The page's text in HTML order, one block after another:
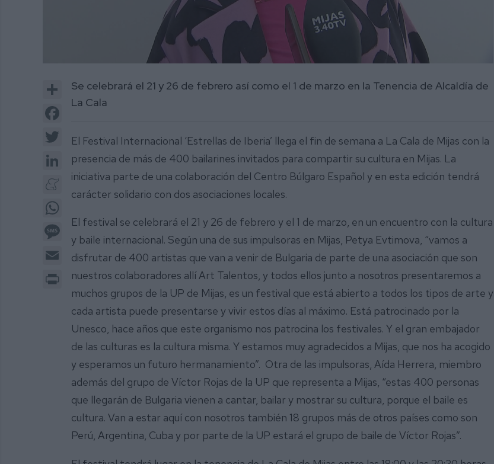
2
minutes,
12
seconds
Share
Facebook
LinkedIn
Meneame
Message
Email
Print
Se celebrará el 21 y 26 de febrero así como el 1 de marzo en la Tenencia de Alcaldía de
La Cala
El Festival Internacional ‘Estrellas de Iberia’ llega el fin de semana a La Cala de Mijas con la
presencia de más de 400 bailarines invitados para compartir su cultura en Mijas. La
iniciativa parte de una colaboración del Centro Búlgaro Español y en esta edición tendrá
carácter solidario con dos asociaciones locales.
El festival se celebrará el 21 y 26 de febrero y el 1 de marzo, en un encuentro con la cultura
y baile internacional. Según una de sus impulsoras en Mijas, Petya Evtimova, “vamos a
disfrutar de 400 artistas que van a venir de Bulgaria de parte de una asociación que son
nuestros colaboradores allí Art Talentos, y todos ellos junto a nosotros presentaremos a
muchos grupos de la UP de Mijas, es un festival que está abierto a todos los tipos de arte y
cada artista puede presentarse y vivir estos días al máximo. Está patrocinado por la
Unesco, hace años que este organismo nos patrocina los festivales. Y el gran embajador
de las culturas es la cultura misma. Y estamos muy agradecidos a Mijas, que nos ha acogido
y esperamos un futuro hermanamiento”. Otra de las impulsoras, Aída Herrera, miembro
además del grupo de Víctor Rojas de la UP que representa a Mijas, “estas 400 personas
que llegarán de Bulgaria vienen a cantar, bailar y mostrar su cultura, porque el baile es
cultura. Van a estar aquí con nosotros también 18 grupos más de otros países como son
Perú, Argentina, Cuba y por parte de la UP estará el grupo de baile de Víctor Rojas”.